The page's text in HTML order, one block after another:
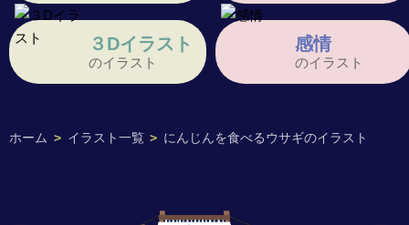
ホーム > イラスト一覧 > にんじんを食べるウサギのイラスト
３Dイラスト
のイラスト
感情
のイラスト